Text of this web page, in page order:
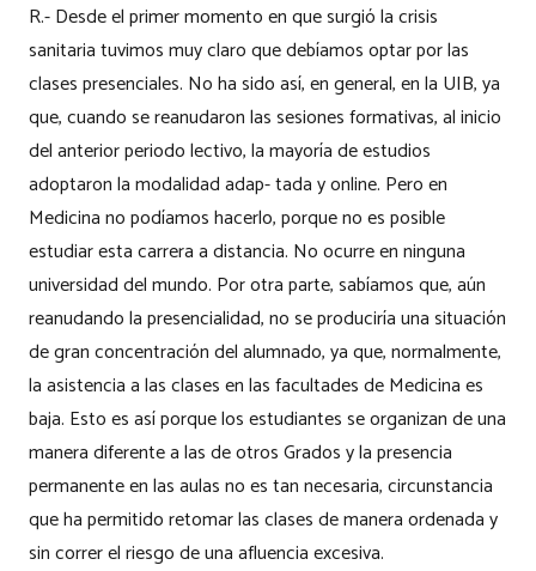
R.- Desde el primer momento en que surgió la crisis
sanitaria tuvimos muy claro que debíamos optar por las
clases presenciales. No ha sido así, en general, en la UIB, ya
que, cuando se reanudaron las sesiones formativas, al inicio
del anterior periodo lectivo, la mayoría de estudios
adoptaron la modalidad adap- tada y online. Pero en
Medicina no podíamos hacerlo, porque no es posible
estudiar esta carrera a distancia. No ocurre en ninguna
universidad del mundo. Por otra parte, sabíamos que, aún
reanudando la presencialidad, no se produciría una situación
de gran concentración del alumnado, ya que, normalmente,
la asistencia a las clases en las facultades de Medicina es
baja. Esto es así porque los estudiantes se organizan de una
manera diferente a las de otros Grados y la presencia
permanente en las aulas no es tan necesaria, circunstancia
que ha permitido retomar las clases de manera ordenada y
sin correr el riesgo de una afluencia excesiva.